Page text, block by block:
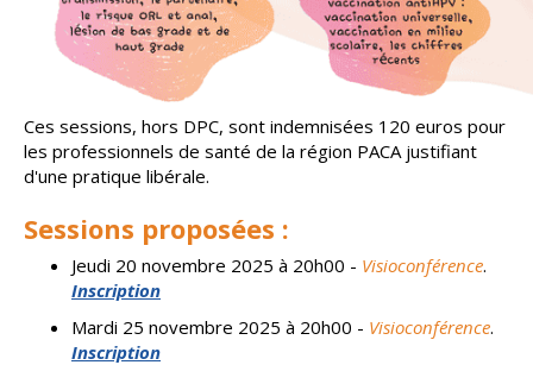
Ces sessions, hors DPC, sont indemnisées 120 euros pour
les professionnels de santé de la région PACA justifiant
d'une pratique libérale.
Sessions proposées :
Jeudi 20 novembre 2025 à 20h00 - Visioconférence.
Inscription
Mardi 25 novembre 2025 à 20h00 - Visioconférence.
Inscription